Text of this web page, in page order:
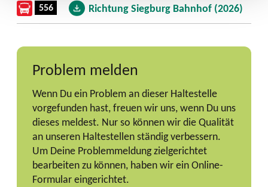
556 Richtung Siegburg Bahnhof (2026)
Problem melden
Wenn Du ein Problem an dieser Haltestelle
vorgefunden hast, freuen wir uns, wenn Du uns
dieses meldest. Nur so können wir die Qualität
an unseren Haltestellen ständig verbessern.
Um Deine Problemmeldung zielgerichtet
bearbeiten zu können, haben wir ein Online-
Formular eingerichtet.